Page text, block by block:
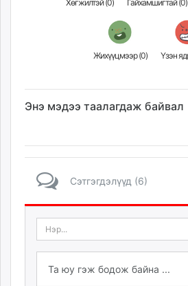
Хөгжилтэй (0) Гайхамшигтай (0)
Жихүүцмээр (0)
Энэ мэдээ таалагдаж байвал
Сэтгэгдэлүүд (6)